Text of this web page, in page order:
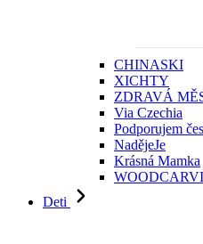
CHINASKI
XICHTY
ZDRAVÁ
Via Czechia
Podporujem
NadějeJe
Krásná Mamka
Deti